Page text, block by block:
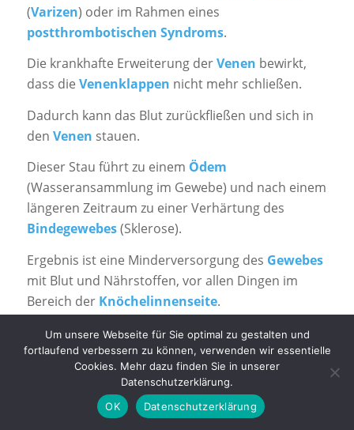
(Varizen) oder im Rahmen eines
postthrombotischen Syndroms.
Die krankhafte Erweiterung derVenen bewirkt,
dass die Venenklappen nicht mehr schließen.
Dadurch kann das Blut zurückfließen und sich in
den Venen stauen.
Dieser Stau führt zu einem Ödem
(Wasseransammlung im Gewebe) und nach einem
längeren Zeitraum zu einer Verhärtung des
Bindegewebes(Sklerose).
Ergebnis ist eine Minderversorgung des Gewebes
mit Blut und Nährstoffen, vor allen Dingen im
Bereich der Knöchelinnenseite.
Dies kann später zu einem Ulcus crurisführen.
Therapie
Für die Wahl der geeigneten Therapie ist es
wichtig, den Auslöser einesUlcus cruris
Um unsere Webseite für Sie optimal zu gestalten und
fortlaufend verbessern zu können, verwenden wir essentielle
Cookies. Mehr dazu finden Sie in unserer
Datenschutzerklärung.
OK
Datenschutzerklärung